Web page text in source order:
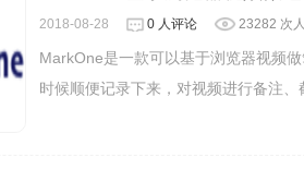
2018-08-28 0 人评论 23282 次
MarkOne是一款可以基于浏览器视频
时候顺便记录下来，对视频进行备注